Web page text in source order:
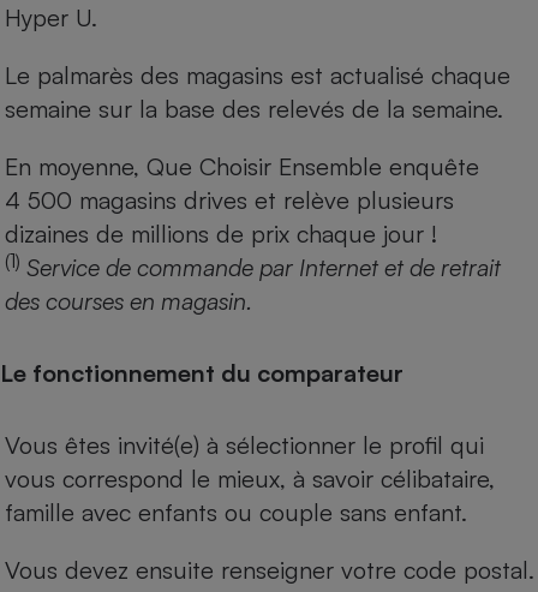
Hyper U.
Le palmarès des magasins est actualisé chaque
semaine sur la base des relevés de la semaine.
En moyenne, Que Choisir Ensemble enquête
4 500 magasins drives et relève plusieurs
dizaines de millions de prix chaque jour !
(1) Service de commande par Internet et de retrait
des courses en magasin.
Le fonctionnement du comparateur
Vous êtes invité(e) à sélectionner le profil qui
vous correspond le mieux, à savoir célibataire,
famille avec enfants ou couple sans enfant.
Vous devez ensuite renseigner votre code postal.